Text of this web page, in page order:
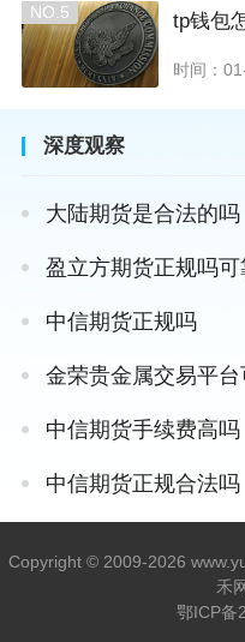
NO.5 tp钱包
时间：
深度观察
大陆期货是合法的吗
盈立方期货正规吗可
中信期货正规吗
金荣贵金属交易平
中信期货手续费高吗
中信期货正规合法吗
Copyright © 2009-2026
禾
鄂ICP备